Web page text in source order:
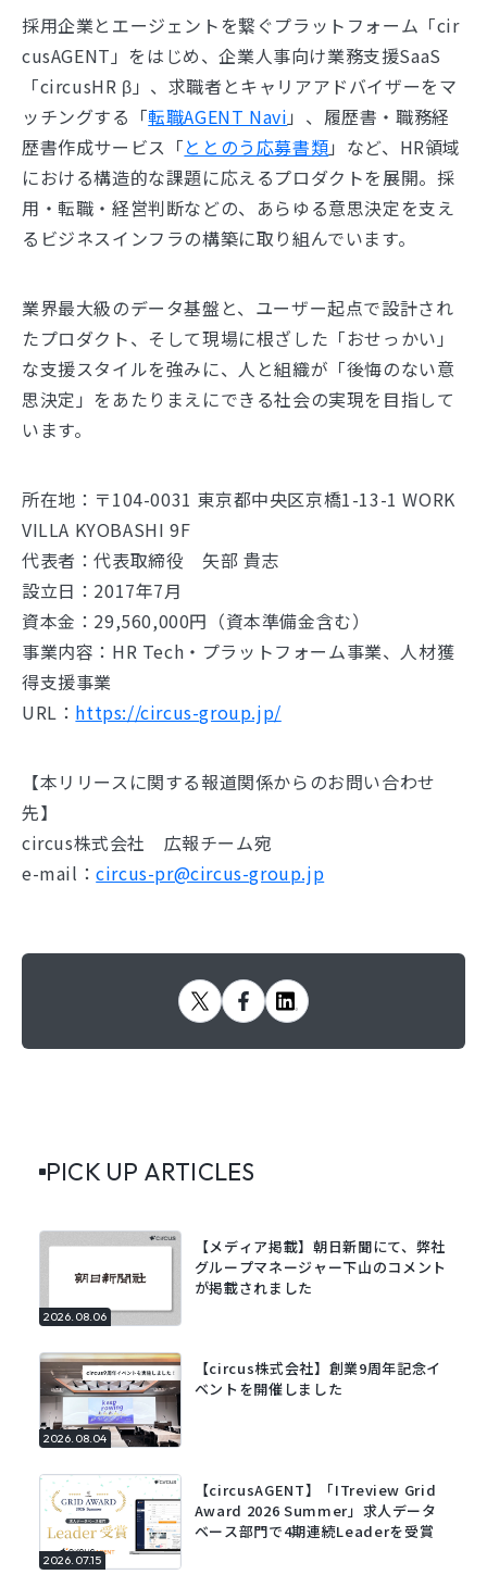
採用企業とエージェントを繋ぐプラットフォーム「cir
cusAGENT」をはじめ、企業人事向け業務支援SaaS
「circusHR β」、求職者とキャリアアドバイザーをマ
ッチングする「転職AGENT Navi 」、履歴書・職務経
歴書作成サービス「ととのう応募書類」など、HR領域
における構造的な課題に応えるプロダクトを展開。採
用・転職・経営判断などの、あらゆる意思決定を支え
るビジネスインフラの構築に取り組んでいます。
業界最大級のデータ基盤と、ユーザー起点で設計され
たプロダクト、そして現場に根ざした「おせっかい」
な支援スタイルを強みに、人と組織が「後悔のない意
思決定」をあたりまえにできる社会の実現を目指して
います。
所在地：〒104-0031 東京都中央区京橋1-13-1 WORK
VILLA KYOBASHI 9F
代表者：代表取締役 矢部 貴志
設立日：2017年7月
資本金：29,560,000円（資本準備金含む）
事業内容：HR Tech・プラットフォーム事業、人材獲
得支援事業
URL： https://circus-group.jp/
【本リリースに関する報道関係からのお問い合わせ
先】
circus株式会社 広報チーム宛
e-mail：circus-pr@circus-group.jp
PICK UP ARTICLES
2026.08.06
【メディア掲載】朝日新聞にて、弊社
グループマネージャー下山のコメント
が掲載されました
2026.08.04
【circus株式会社】創業9周年記念イ
ベントを開催しました
2026.07.15
【circusAGENT】「ITreview Grid
Award 2026 Summer」求人データ
ベース部門で4期連続Leaderを受賞